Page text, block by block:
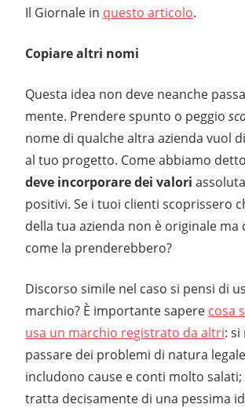
Il Giornale in questo articolo.
Copiare altri nomi
Questa idea non deve neanche
mente. Prendere spunto o peggio
nome di qualche altra azienda vuol
al tuo progetto. Come abbiamo
deve incorporare dei valori
positivi. Se i tuoi clienti scoprissero
della tua azienda non è originale
come la prenderebbero?
Discorso simile nel caso si pensi di
marchio? È importante sapere cosa
usa un marchio registrato da altri: si
passare dei problemi di natura
includono cause e conti molto
tratta decisamente di una pessima